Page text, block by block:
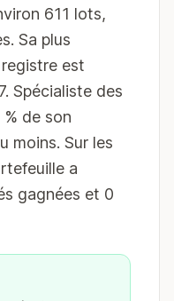
611 lots,
Sa plus
est
Spécialiste des
de son
moins. Sur les
a
gagnées et 0